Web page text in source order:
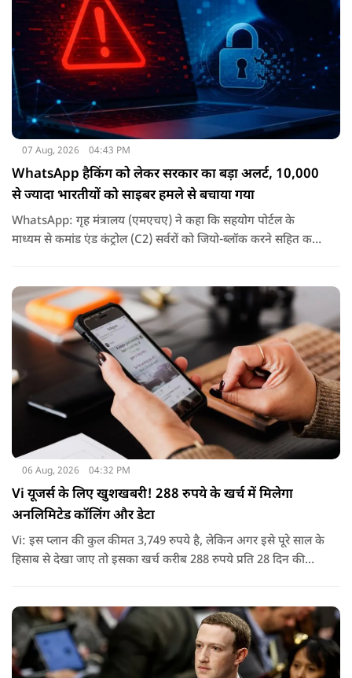
07 Aug, 2026 04:43 PM
WhatsApp हैकिंग को लेकर सरकार का बड़ा अलर्ट, 10,000
से ज्यादा भारतीयों को साइबर हमले से बचाया गया
WhatsApp: गृह मंत्रालय (एमएचए) ने कहा कि सहयोग पोर्टल के
माध्यम से कमांड एंड कंट्रोल (C2) सर्वरों को जियो-ब्लॉक करने सहित कई
06 Aug, 2026 04:32 PM
Vi यूजर्स के लिए खुशखबरी! 288 रुपये के खर्च में मिलेगा
अनलिमिटेड कॉलिंग और डेटा
Vi: इस प्लान की कुल कीमत 3,749 रुपये है, लेकिन अगर इसे पूरे साल के
हिसाब से देखा जाए तो इसका खर्च करीब 288 रुपये प्रति 28 दिन की